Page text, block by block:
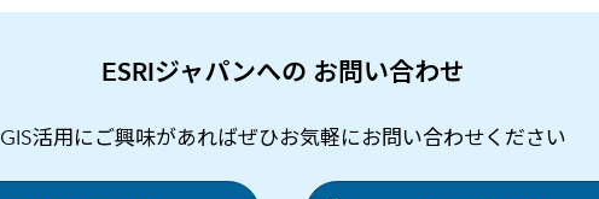
ESRIジャパンへの お問い合わせ
GIS活用にご興味があればぜひお気軽にお問い合わせください